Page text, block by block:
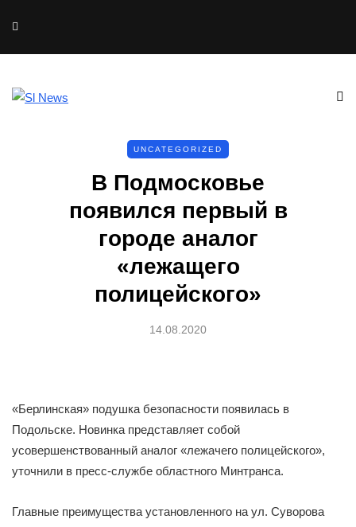
UNCATEGORIZED
В Подмосковье
появился первый в
городе аналог
«лежащего
полицейского»
14.08.2020
«Берлинская» подушка безопасности появилась в
Подольске. Новинка представляет собой
усовершенствованный аналог «лежачего полицейского»,
уточнили в пресс-службе областного Минтранса.
Главные преимущества установленного на ул. Суворова